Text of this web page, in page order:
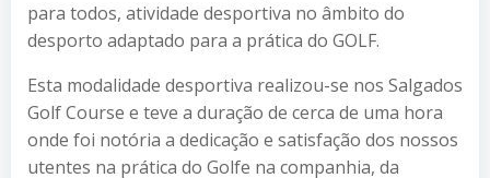
para todos, atividade desportiva no âmbito do
desporto adaptado para a prática do GOLF.
Esta modalidade desportiva realizou-se nos Salgados
Golf Course e teve a duração de cerca de uma hora
onde foi notória a dedicação e satisfação dos nossos
utentes na prática do Golfe na companhia, da